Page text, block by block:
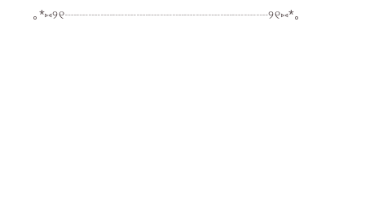
｡*⑅୨୧┈┈┈┈┈┈┈┈┈┈┈┈┈┈┈┈┈୨୧⑅*｡